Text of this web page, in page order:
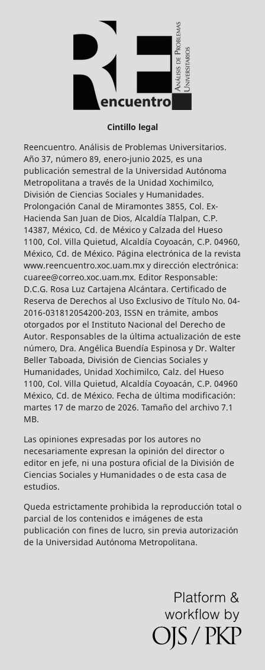
Cintillo legal
Reencuentro. Análisis de Problemas Universitarios.
Año 37, número 89, enero-junio 2025, es una
publicación semestral de la Universidad Autónoma
Metropolitana a través de la Unidad Xochimilco,
División de Ciencias Sociales y Humanidades.
Prolongación Canal de Miramontes 3855, Col. Ex-
Hacienda San Juan de Dios, Alcaldía Tlalpan, C.P.
14387, México, Cd. de México y Calzada del Hueso
1100, Col. Villa Quietud, Alcaldía Coyoacán, C.P. 04960,
México, Cd. de México. Página electrónica de la revista
www.reencuentro.xoc.uam.mx y dirección electrónica:
cuaree@correo.xoc.uam.mx. Editor Responsable:
D.C.G. Rosa Luz Cartajena Alcántara. Certificado de
Reserva de Derechos al Uso Exclusivo de Título No. 04-
2016-031812054200-203, ISSN en trámite, ambos
otorgados por el Instituto Nacional del Derecho de
Autor. Responsables de la última actualización de este
número, Dra. Angélica Buendía Espinosa y Dr. Walter
Beller Taboada, División de Ciencias Sociales y
Humanidades, Unidad Xochimilco, Calz. del Hueso
1100, Col. Villa Quietud, Alcaldía Coyoacán, C.P. 04960
México, Cd. de México. Fecha de última modificación:
martes 17 de marzo de 2026. Tamaño del archivo 7.1
MB.
Las opiniones expresadas por los autores no
necesariamente expresan la opinión del director o
editor en jefe, ni una postura oficial de la División de
Ciencias Sociales y Humanidades o de esta casa de
estudios.
Queda estrictamente prohibida la reproducción total o
parcial de los contenidos e imágenes de esta
publicación con fines de lucro, sin previa autorización
de la Universidad Autónoma Metropolitana.